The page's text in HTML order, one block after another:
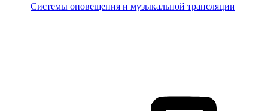
Системы оповещения и музыкальной трансляции